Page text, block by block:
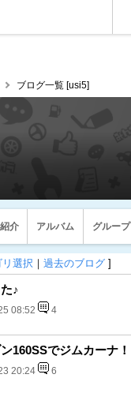
ブログ一覧 [usi5]
介 アルバム グループ
リ選択 ｜ 過去のブログ ]
♪
08:52 4
160SSでジムカーナ！
20:24 6